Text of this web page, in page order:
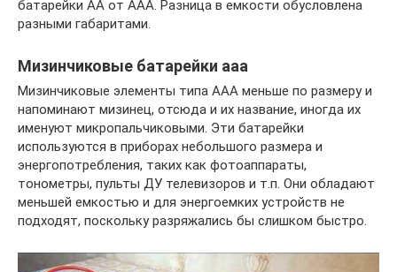
батарейки АА от ААА. Разница в емкости обусловлена
разными габаритами.
Мизинчиковые батарейки ааа
Мизинчиковые элементы типа ААА меньше по размеру и
напоминают мизинец, отсюда и их название, иногда их
именуют микропальчиковыми. Эти батарейки
используются в приборах небольшого размера и
энергопотребления, таких как фотоаппараты,
тонометры, пульты ДУ телевизоров и т.п. Они обладают
меньшей емкостью и для энергоемких устройств не
подходят, поскольку разряжались бы слишком быстро.